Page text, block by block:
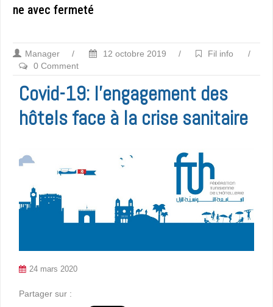
ne avec fermeté
Manager / 12 octobre 2019 / Fil info
/
0 Comment
Covid-19: l’engagement des
hôtels face à la crise sanitaire
24 mars 2020
Partager sur :